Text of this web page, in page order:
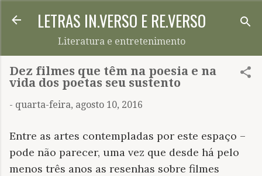
Pular para o conteúdo principal
LETRAS IN.VERSO E RE.VERSO
Literatura e entretenimento
Dez filmes que têm na poesia e na
vida dos poetas seu sustento
- quarta-feira, agosto 10, 2016
Entre as artes contempladas por este espaço –
pode não parecer, uma vez que desde há pelo
menos três anos as resenhas sobre filmes